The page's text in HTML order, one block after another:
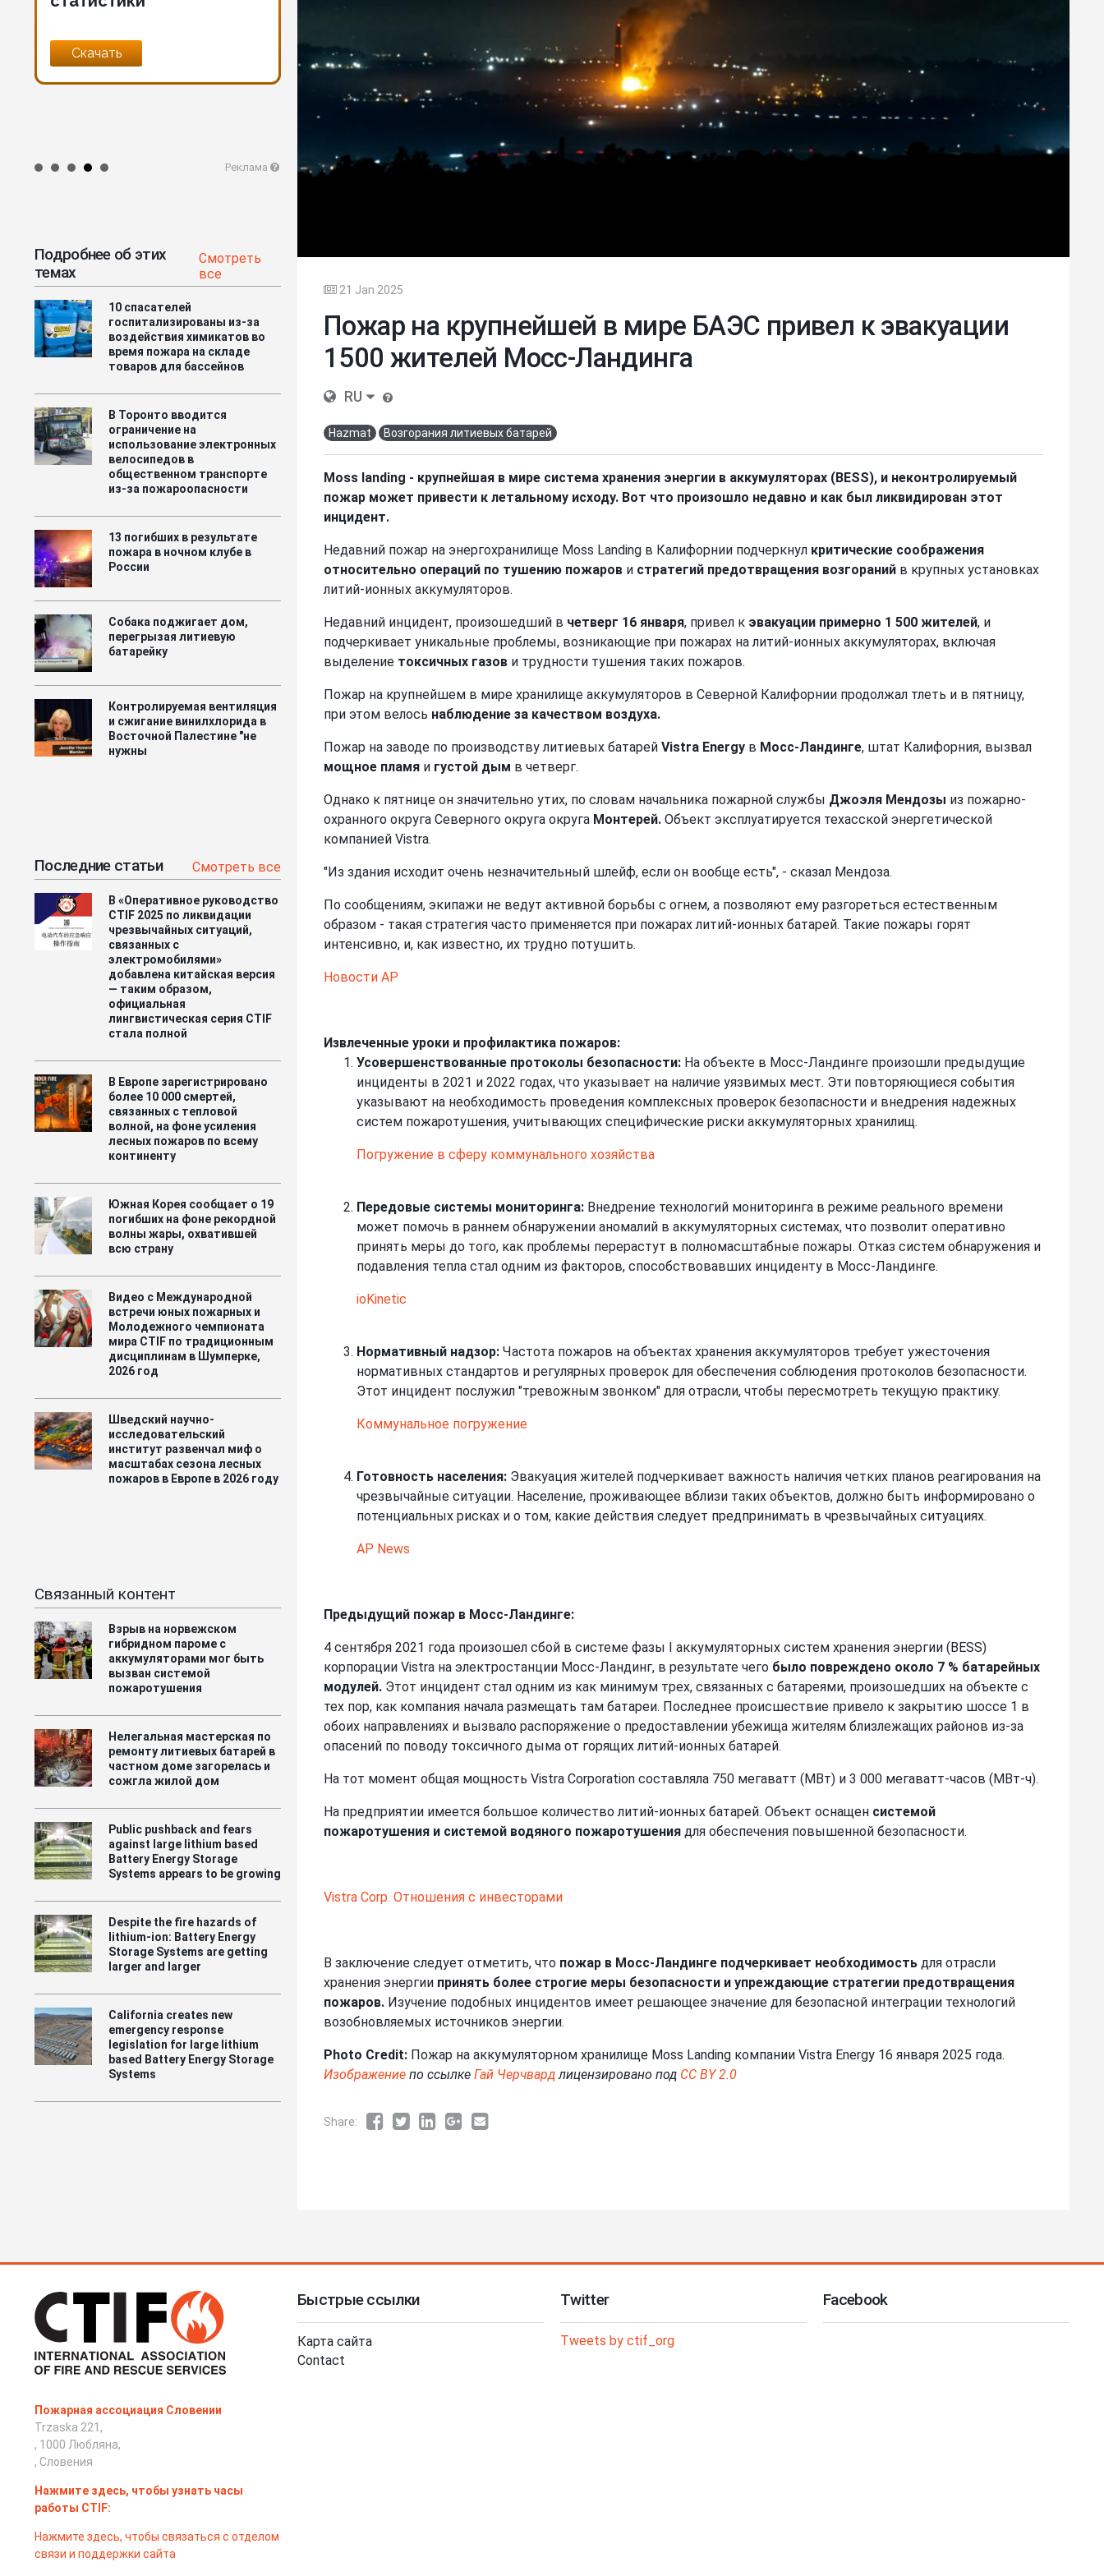
Читать
на электромобилях
Скачать на нескольких
языках
Реклама
Подробнее об этих
темах
Смотреть
все
10 спасателей
госпитализированы из-за
воздействия химикатов во
время пожара на складе
товаров для бассейнов
В Торонто вводится
ограничение на
использование электронных
велосипедов в
общественном транспорте
из-за пожароопасности
13 погибших в результате
пожара в ночном клубе в
России
Собака поджигает дом,
перегрызая литиевую
батарейку
Контролируемая вентиляция
и сжигание винилхлорида в
Восточной Палестине "не
нужны
Последние статьи Смотреть все
В «Оперативное руководство
CTIF 2025 по ликвидации
чрезвычайных ситуаций,
связанных с
электромобилями»
добавлена китайская версия
— таким образом,
официальная
лингвистическая серия CTIF
стала полной
В Европе зарегистрировано
более 10 000 смертей,
связанных с тепловой
волной, на фоне усиления
лесных пожаров по всему
континенту
Южная Корея сообщает о 19
погибших на фоне рекордной
волны жары, охватившей
всю страну
Видео с Международной
встречи юных пожарных и
Молодежного чемпионата
мира CTIF по традиционным
дисциплинам в Шумперке,
2026 год
Шведский научно-
исследовательский
институт развенчал миф о
масштабах сезона лесных
пожаров в Европе в 2026 году
Связанный контент
Взрыв на норвежском
гибридном пароме с
аккумуляторами мог быть
вызван системой
пожаротушения
Нелегальная мастерская по
ремонту литиевых батарей в
частном доме загорелась и
сожгла жилой дом
Public pushback and fears
against large lithium based
Battery Energy Storage
Systems appears to be growing
Despite the fire hazards of
lithium-ion: Battery Energy
Storage Systems are getting
larger and larger
California creates new
emergency response
legislation for large lithium
based Battery Energy Storage
Systems
21 Jan 2025
Пожар на крупнейшей в мире БАЭС привел к эвакуации
1500 жителей Мосс-Ландинга
RU
Hazmat Возгорания литиевых батарей
Moss landing - крупнейшая в мире система хранения энергии в аккумуляторах (BESS), и неконтролируемый
пожар может привести к летальному исходу. Вот что произошло недавно и как был ликвидирован этот
инцидент.
Недавний пожар на энергохранилище Moss Landing в Калифорнии подчеркнул критические соображения
относительно операций по тушению пожаров и стратегий предотвращения возгораний в крупных установках
литий-ионных аккумуляторов.
Недавний инцидент, произошедший в четверг 16 января, привел к эвакуации примерно 1 500 жителей, и
подчеркивает уникальные проблемы, возникающие при пожарах на литий-ионных аккумуляторах, включая
выделение токсичных газов и трудности тушения таких пожаров.
Пожар на крупнейшем в мире хранилище аккумуляторов в Северной Калифорнии продолжал тлеть и в пятницу,
при этом велось наблюдение за качеством воздуха.
Пожар на заводе по производству литиевых батарей Vistra Energy в Мосс-Ландинге, штат Калифорния, вызвал
мощное пламя и густой дым в четверг.
Однако к пятнице он значительно утих, по словам начальника пожарной службы Джоэля Мендозы из пожарно-
охранного округа Северного округа округа Монтерей. Объект эксплуатируется техасской энергетической
компанией Vistra.
"Из здания исходит очень незначительный шлейф, если он вообще есть", - сказал Мендоза.
По сообщениям, экипажи не ведут активной борьбы с огнем, а позволяют ему разгореться естественным
образом - такая стратегия часто применяется при пожарах литий-ионных батарей. Такие пожары горят
интенсивно, и, как известно, их трудно потушить.
Новости AP
Извлеченные уроки и профилактика пожаров:
Усовершенствованные протоколы безопасности: На объекте в Мосс-Ландинге произошли предыдущие
инциденты в 2021 и 2022 годах, что указывает на наличие уязвимых мест. Эти повторяющиеся события
указывают на необходимость проведения комплексных проверок безопасности и внедрения надежных
систем пожаротушения, учитывающих специфические риски аккумуляторных хранилищ.
Погружение в сферу коммунального хозяйства
Передовые системы мониторинга: Внедрение технологий мониторинга в режиме реального времени
может помочь в раннем обнаружении аномалий в аккумуляторных системах, что позволит оперативно
принять меры до того, как проблемы перерастут в полномасштабные пожары. Отказ систем обнаружения и
подавления тепла стал одним из факторов, способствовавших инциденту в Мосс-Ландинге.
ioKinetic
Нормативный надзор: Частота пожаров на объектах хранения аккумуляторов требует ужесточения
нормативных стандартов и регулярных проверок для обеспечения соблюдения протоколов безопасности.
Этот инцидент послужил "тревожным звонком" для отрасли, чтобы пересмотреть текущую практику.
Коммунальное погружение
Готовность населения: Эвакуация жителей подчеркивает важность наличия четких планов реагирования на
чрезвычайные ситуации. Население, проживающее вблизи таких объектов, должно быть информировано о
потенциальных рисках и о том, какие действия следует предпринимать в чрезвычайных ситуациях.
AP News
Предыдущий пожар в Мосс-Ландинге:
4 сентября 2021 года произошел сбой в системе фазы I аккумуляторных систем хранения энергии (BESS)
корпорации Vistra на электростанции Мосс-Ландинг, в результате чего было повреждено около 7 % батарейных
модулей. Этот инцидент стал одним из как минимум трех, связанных с батареями, произошедших на объекте с
тех пор, как компания начала размещать там батареи. Последнее происшествие привело к закрытию шоссе 1 в
обоих направлениях и вызвало распоряжение о предоставлении убежища жителям близлежащих районов из-за
опасений по поводу токсичного дыма от горящих литий-ионных батарей.
На тот момент общая мощность Vistra Corporation составляла 750 мегаватт (МВт) и 3 000 мегаватт-часов (МВт-ч).
На предприятии имеется большое количество литий-ионных батарей. Объект оснащен системой
пожаротушения и системой водяного пожаротушения для обеспечения повышенной безопасности.
Vistra Corp. Отношения с инвесторами
В заключение следует отметить, что пожар в Мосс-Ландинге подчеркивает необходимость для отрасли
хранения энергии принять более строгие меры безопасности и упреждающие стратегии предотвращения
пожаров. Изучение подобных инцидентов имеет решающее значение для безопасной интеграции технологий
возобновляемых источников энергии.
Photo Credit: Пожар на аккумуляторном хранилище Moss Landing компании Vistra Energy 16 января 2025 года.
Изображение по ссылке Гай Черчвардлицензировано под CC BY 2.0
Share:
Пожарная ассоциация Словении
Trzaska 221,
, 1000 Любляна,
, Словения
Нажмите здесь, чтобы узнать часы
работы CTIF:
Нажмите здесь, чтобы связаться с отделом
связи и поддержки сайта
Быстрые ссылки
Карта сайта
Contact
Twitter
Tweets by ctif_org
Facebook